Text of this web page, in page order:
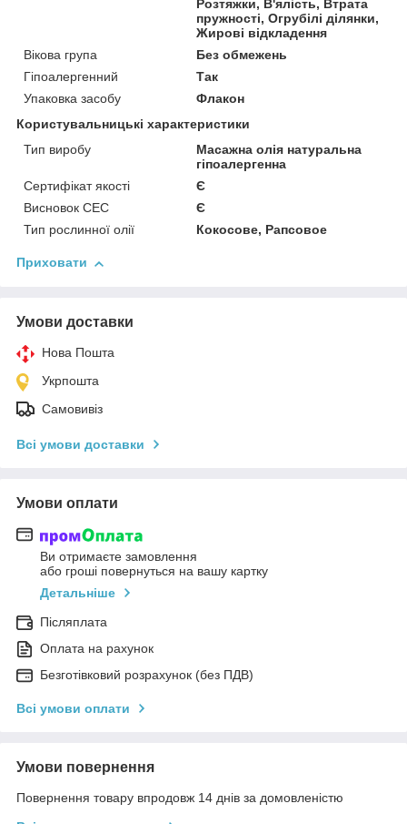
Розтяжки, В'ялість, Втрата
пружності, Огрубілі ділянки,
Жирові відкладення
Вікова група
Без обмежень
Гіпоалергенний
Так
Упаковка засобу
Флакон
Користувальницькі характеристики
Тип виробу
Масажна олія натуральна
гіпоалергенна
Сертифікат якості
Є
Висновок СЕС
Є
Тип рослинної олії
Кокосове, Рапсовое
Приховати
Умови доставки
Нова Пошта
Укрпошта
Самовивіз
Всі умови доставки
Умови оплати
Ви отримаєте замовлення
або гроші повернуться на вашу картку
Детальніше
Післяплата
Оплата на рахунок
Безготівковий розрахунок (без ПДВ)
Всі умови оплати
Умови повернення
Повернення товару впродовж 14 днів за домовленістю